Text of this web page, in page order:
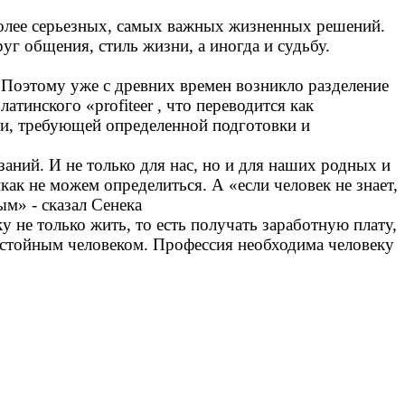
серьезных, самых важных жизненных решений.
общения, стиль жизни, а иногда и судьбу.
уже с древних времен возникло разделение
«profiteer , что переводится как
требующей определенной подготовки и
И не только для нас, но и для наших родных и
не можем определиться. А «если человек не знает,
- сказал Сенека
только жить, то есть получать заработную плату,
человеком. Профессия необходима человеку